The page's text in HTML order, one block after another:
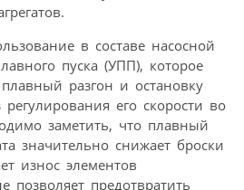
в составе насосной
пуска (УПП), которое
разгон и остановку
регулирования его скорости во
заметить, что плавный
значительно снижает броски
износ элементов
позволяет предотвратить